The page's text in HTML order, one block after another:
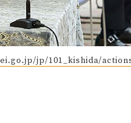
jp/101_kishida/